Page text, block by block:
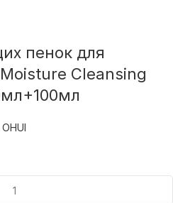
пенок для
Cleansing
OHUI